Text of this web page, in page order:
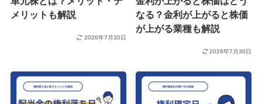
メリットも解説
2026年7月30日
なる？金利が上がると株価
が上がる業種も解説
2026年7月30日